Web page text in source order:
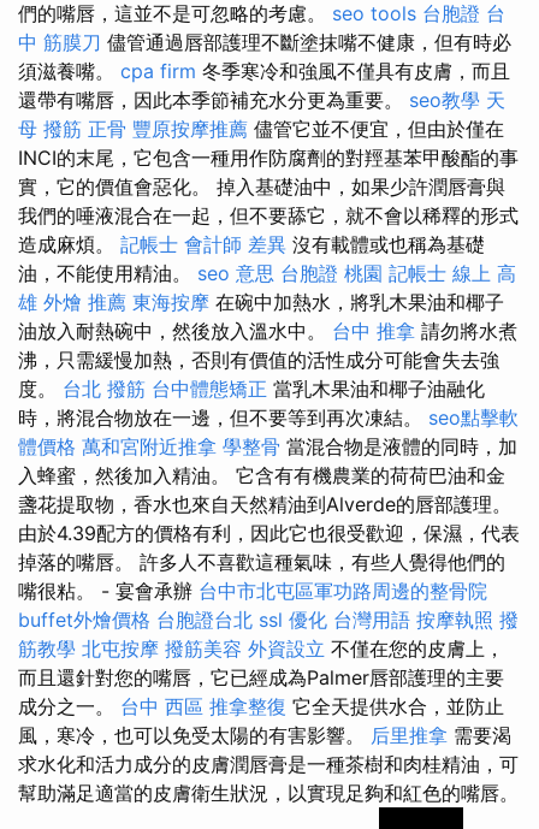
們的嘴唇，這並不是可忽略的考慮。 seo tools 台胞證 台
中 筋膜刀 儘管通過唇部護理不斷塗抹嘴不健康，但有時必
須滋養嘴。 cpa firm 冬季寒冷和強風不僅具有皮膚，而且
還帶有嘴唇，因此本季節補充水分更為重要。 seo教學 天
母 撥筋 正骨 豐原按摩推薦 儘管它並不便宜，但由於僅在
INCI的末尾，它包含一種用作防腐劑的對羥基苯甲酸酯的事
實，它的價值會惡化。 掉入基礎油中，如果少許潤唇膏與
我們的唾液混合在一起，但不要舔它，就不會以稀釋的形式
造成麻煩。 記帳士 會計師 差異 沒有載體或也稱為基礎
油，不能使用精油。 seo 意思 台胞證 桃園 記帳士 線上 高
雄 外燴 推薦 東海按摩 在碗中加熱水，將乳木果油和椰子
油放入耐熱碗中，然後放入溫水中。 台中 推拿 請勿將水煮
沸，只需緩慢加熱，否則有價值的活性成分可能會失去強
度。 台北 撥筋 台中體態矯正 當乳木果油和椰子油融化
時，將混合物放在一邊，但不要等到再次凍結。 seo點擊軟
體價格 萬和宮附近推拿 學整骨 當混合物是液體的同時，加
入蜂蜜，然後加入精油。 它含有有機農業的荷荷巴油和金
盞花提取物，香水也來自天然精油到Alverde的唇部護理。
由於4.39配方的價格有利，因此它也很受歡迎，保濕，代表
掉落的嘴唇。 許多人不喜歡這種氣味，有些人覺得他們的
嘴很粘。 - 宴會承辦 台中市北屯區軍功路周邊的整骨院
buffet外燴價格 台胞證台北 ssl 優化 台灣用語 按摩執照 撥
筋教學 北屯按摩 撥筋美容 外資設立 不僅在您的皮膚上，
而且還針對您的嘴唇，它已經成為Palmer唇部護理的主要
成分之一。 台中 西區 推拿整復 它全天提供水合，並防止
風，寒冷，也可以免受太陽的有害影響。 后里推拿 需要渴
求水化和活力成分的皮膚潤唇膏是一種茶樹和肉桂精油，可
幫助滿足適當的皮膚衛生狀況，以實現足夠和紅色的嘴唇。